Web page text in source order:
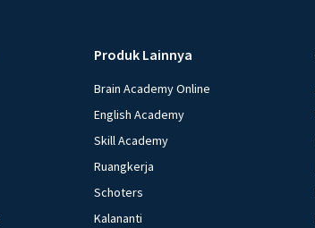
Produk Lainnya
Brain Academy Online
English Academy
Skill Academy
Ruangkerja
Schoters
Kalananti